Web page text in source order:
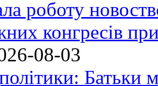
роботу
конгресів
08-03
Батьки